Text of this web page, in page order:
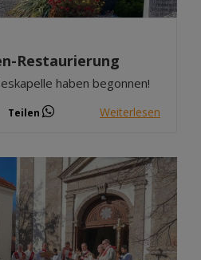
Restaurierung
haben begonnen!
Teilen Weiterlesen